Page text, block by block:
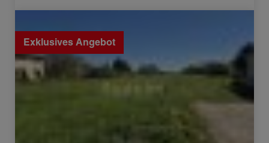
Exklusives Angebot